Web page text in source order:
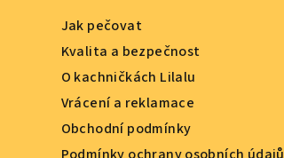
Jak pečovat
Kvalita a bezpečnost
O kachničkách Lilalu
Vrácení a reklamace
Obchodní podmínky
Podmínky ochrany osobních údajů